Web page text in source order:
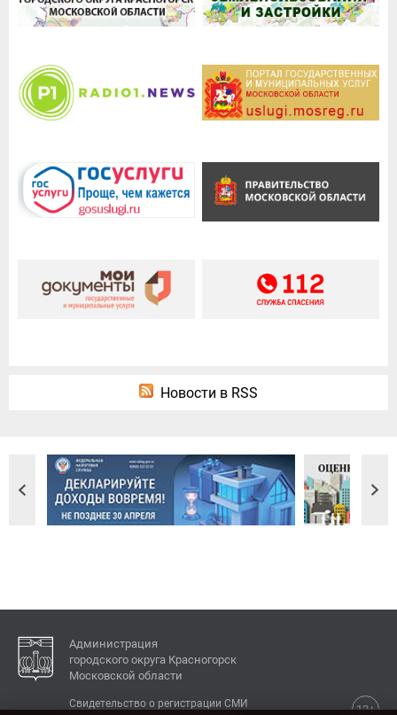
Новости в RSS
Администрация
городского округа Красногорск
Московской области
12+
Свидетельство о регистрации СМИ